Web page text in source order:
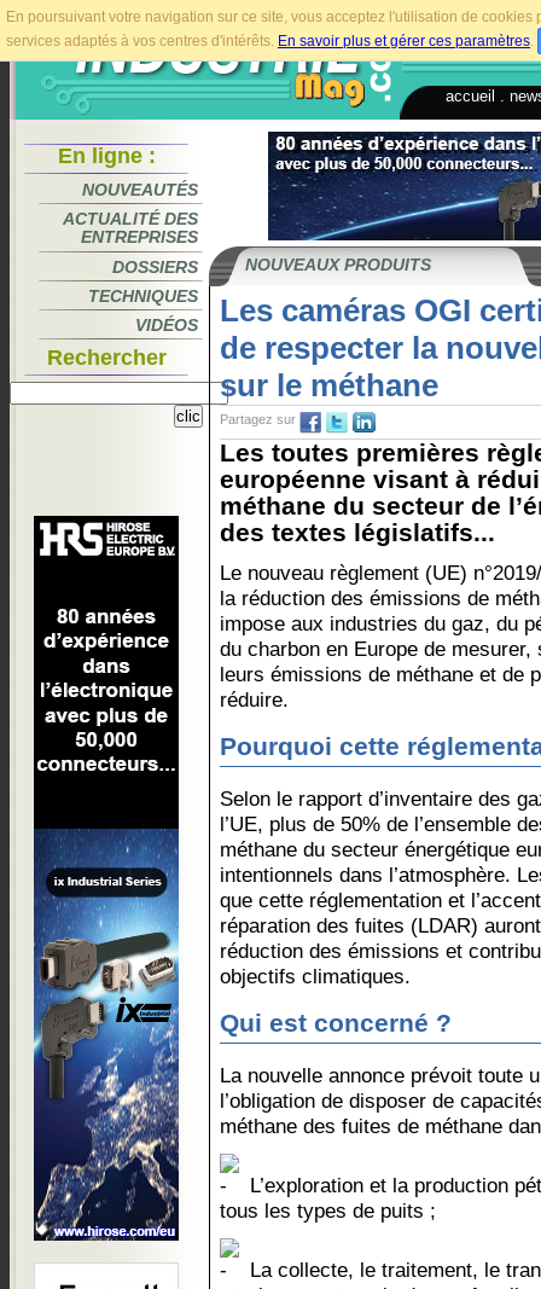
En poursuivant votre navigation sur ce site, vous acceptez l'utilisation de
services adaptés à vos centres d'intérêts. En savoir plus et gérer ces paramètres.
accueil
En ligne :
NOUVEAUTÉS
ACTUALITÉ DES
ENTREPRISES
DOSSIERS
TECHNIQUES
VIDÉOS
Rechercher
NOUVEAUX PRODUITS
Les caméras OGI
de respecter la
sur le méthane
Partagez sur
Les toutes premières
européenne visant à
méthane du secteur de
des textes législatifs...
Le nouveau règlement (UE)
la réduction des émissions de
impose aux industries du gaz, du
du charbon en Europe de
leurs émissions de méthane et de
réduire.
Pourquoi cette
Selon le rapport d’inventaire des
l’UE, plus de 50% de l’ensemble
méthane du secteur énergétique
intentionnels dans l’atmosphère.
que cette réglementation et
réparation des fuites (LDAR)
réduction des émissions et
objectifs climatiques.
Qui est concerné ?
La nouvelle annonce prévoit toute
l’obligation de disposer de
méthane des fuites de méthane
L’exploration et la production
tous les types de puits ;
La collecte, le traitement, le